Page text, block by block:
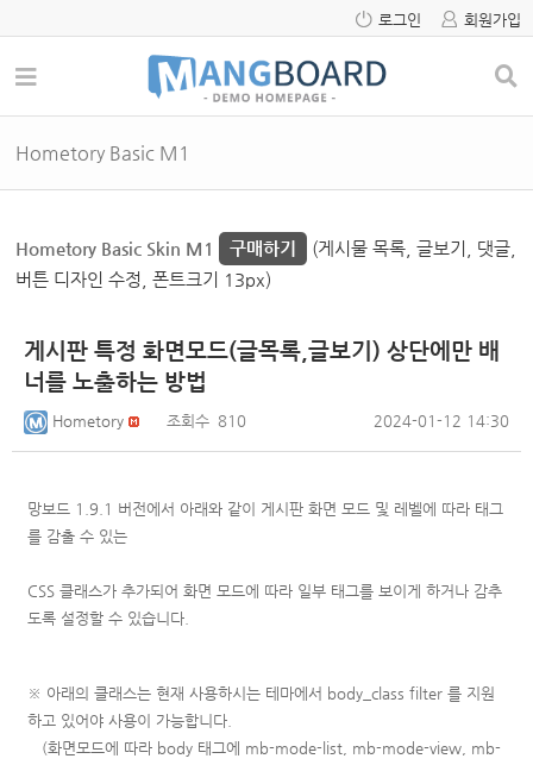
로그인 회원가입
Hometory Basic M1
Hometory Basic Skin M1 구매하기
(게시물 목록, 글보기, 댓글,
버튼 디자인 수정, 폰트크기 13px)
게시판 특정 화면모드(글목록,글보기) 상단에만 배
너를 노출하는 방법
Hometory 조회수 810 2024-01-12 14:30
망보드 1.9.1 버전에서 아래와 같이 게시판 화면 모드 및 레벨에 따라 태그
를 감출 수 있는
CSS 클래스가 추가되어 화면 모드에 따라 일부 태그를 보이게 하거나 감추
도록 설정할 수 있습니다.
※ 아래의 클래스는 현재 사용하시는 테마에서 body_class filter 를 지원
하고 있어야 사용이 가능합니다.
(화면모드에 따라 body 태그에 mb-mode-list, mb-mode-view, mb-